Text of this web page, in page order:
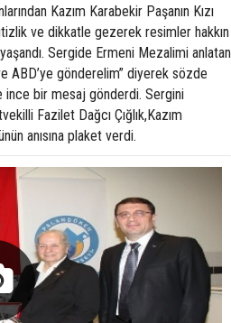
Kazım Karabekir Paşanın Kızı
ve dikkatle gezerek resimler hakkın
Sergide Ermeni Mezalimi anlatan
ABD’ye gönderelim” diyerek sözde
ince bir mesaj gönderdi. Sergini
Fazilet Dağcı Çığlık,Kazım
anısına plaket verdi.